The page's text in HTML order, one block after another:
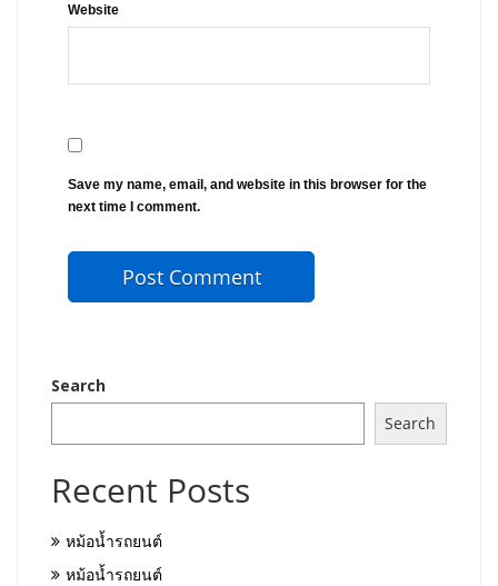
Website
Save my name, email, and website in this browser for the
next time I comment.
Search
Search
Recent Posts
หม้อน้ำรถยนต์
หม้อน้ำรถยนต์